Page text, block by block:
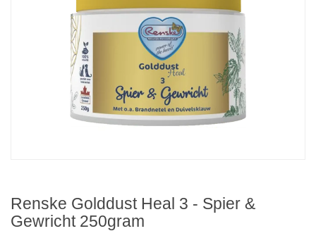
Renske Golddust Heal 3 - Spier &
Gewricht 250gram